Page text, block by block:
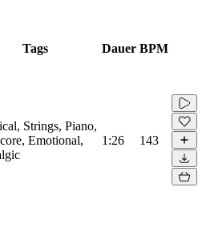
Tags Dauer BPM
Strings, Piano,
Emotional,
1:26 143